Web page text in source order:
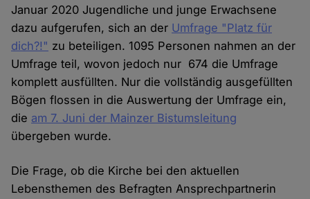
Januar 2020 Jugendliche und junge Erwachsene
dazu aufgerufen, sich an der Umfrage "Platz für
dich?!" zu beteiligen. 1095 Personen nahmen an der
Umfrage teil, wovon jedoch nur 674 die Umfrage
komplett ausfüllten. Nur die vollständig ausgefüllten
Bögen flossen in die Auswertung der Umfrage ein,
die am 7. Juni der Mainzer Bistumsleitung
übergeben wurde.
Die Frage, ob die Kirche bei den aktuellen
Lebensthemen des Befragten Ansprechpartnerin